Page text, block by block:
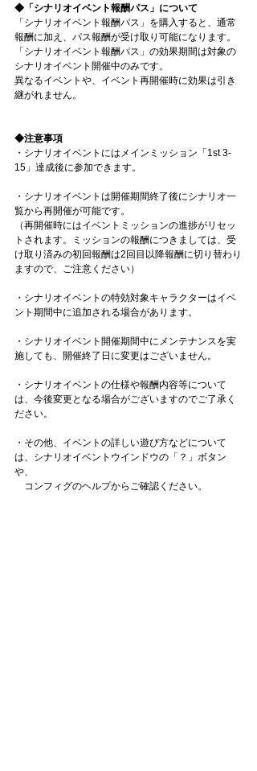
◆「シナリオイベント報酬パス」について
「シナリオイベント報酬パス」を購入すると、通常
報酬に加え、パス報酬が受け取り可能になります。
「シナリオイベント報酬パス」の効果期間は対象の
シナリオイベント開催中のみです。
異なるイベントや、イベント再開催時に効果は引き
継がれません。
◆注意事項
・シナリオイベントにはメインミッション「1st 3-
15」達成後に参加できます。
・シナリオイベントは開催期間終了後にシナリオ一
覧から再開催が可能です。
（再開催時にはイベントミッションの進捗がリセッ
トされます。ミッションの報酬につきましては、受
け取り済みの初回報酬は2回目以降報酬に切り替わり
ますので、ご注意ください）
・シナリオイベントの特効対象キャラクターはイベ
ント期間中に追加される場合があります。
・シナリオイベント開催期間中にメンテナンスを実
施しても、開催終了日に変更はございません。
・シナリオイベントの仕様や報酬内容等について
は、今後変更となる場合がございますのでご了承く
ださい。
・その他、イベントの詳しい遊び方などについて
は、シナリオイベントウインドウの「？」ボタン
や、
コンフィグのヘルプからご確認ください。